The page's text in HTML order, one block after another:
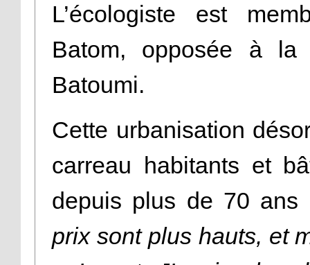
L’écologiste est
Batom, opposée à la
Batoumi.
Cette urbanisation
carreau habitants et
depuis plus de 70
prix sont plus hauts, et